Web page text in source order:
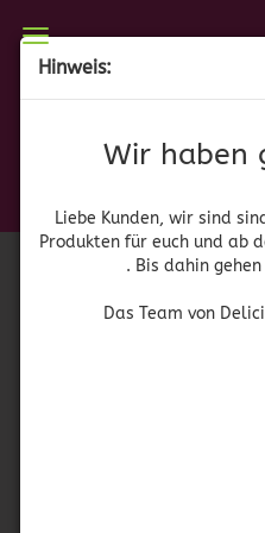
Hinweis:
Wir haben
Liebe Kunden, wir sind
Produkten für euch und ab
. Bis dahin
Das Team von
Wir haben
zurück. Bis dahin gehen
Das Team von Delicious
41199)